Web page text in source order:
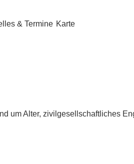
& Termine Karte
um Alter, zivilgesellschaftliches